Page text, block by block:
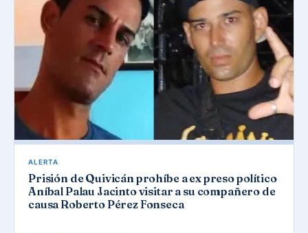
ALERTA
Prisión de Quivicán prohíbe a ex preso político
Aníbal Palau Jacinto visitar a su compañero de
causa Roberto Pérez Fonseca